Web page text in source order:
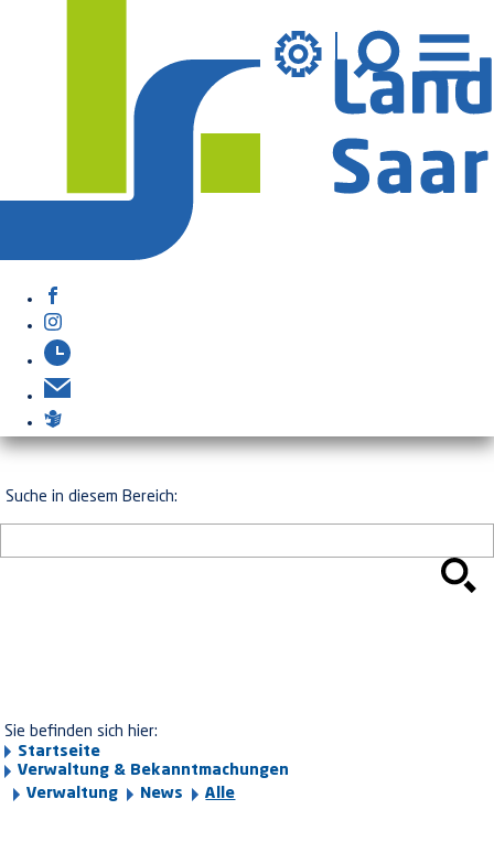
Suche in diesem Bereich:
Sie befinden sich hier:
Startseite
Verwaltung & Bekanntmachungen
Verwaltung
News Alle